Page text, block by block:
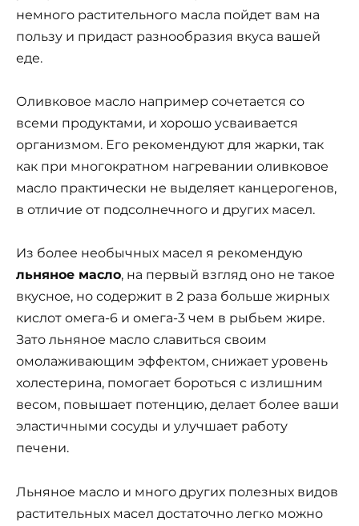
немного растительного масла пойдет вам на
пользу и придаст разнообразия вкуса вашей
еде.
Оливковое масло например сочетается со
всеми продуктами, и хорошо усваивается
организмом. Его рекомендуют для жарки, так
как при многократном нагревании оливковое
масло практически не выделяет канцерогенов,
в отличие от подсолнечного и других масел.
Из более необычных масел я рекомендую
льняное масло, на первый взгляд оно не такое
вкусное, но содержит в 2 раза больше жирных
кислот омега-6 и омега-3 чем в рыбьем жире.
Зато льняное масло славиться своим
омолаживающим эффектом, снижает уровень
холестерина, помогает бороться с излишним
весом, повышает потенцию, делает более ваши
эластичными сосуды и улучшает работу
печени.
Льняное масло и много других полезных видов
растительных масел достаточно легко можно